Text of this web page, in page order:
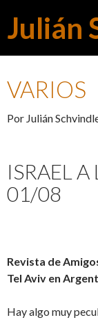
Buscar
VARIOS
Por Julián
ISRAEL A
01/08
Revista de
Tel Aviv en
Hay algo muy